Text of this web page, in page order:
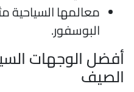
معالمها السياحية
البوسفور.
الوجهات